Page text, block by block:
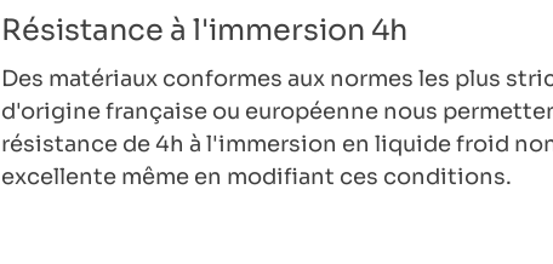
Résistance à l'immersion 4h
Des matériaux conformes aux normes les plus
d'origine française ou européenne nous
résistance de 4h à l'immersion en liquide froid
excellente même en modifiant ces conditions.